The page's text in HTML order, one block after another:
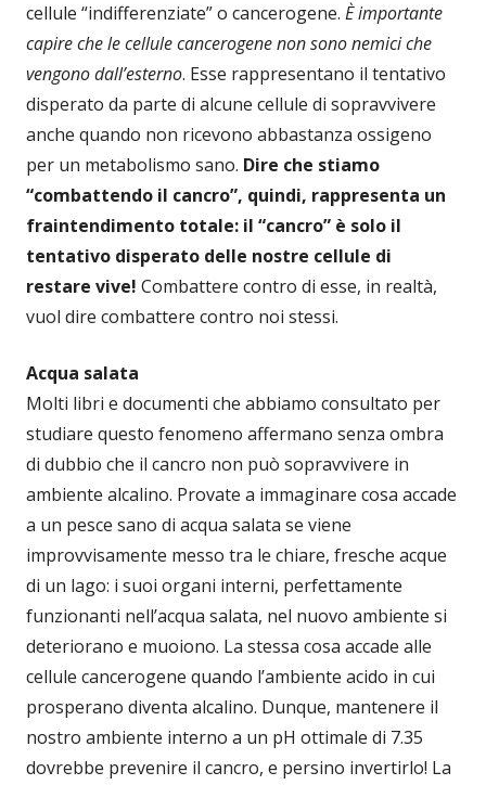
cellule “indifferenziate” o cancerogene. È importante
capire che le cellule cancerogene non sono nemici che
vengono dall’esterno. Esse rappresentano il tentativo
disperato da parte di alcune cellule di sopravvivere
anche quando non ricevono abbastanza ossigeno
per un metabolismo sano. Dire che stiamo
“combattendo il cancro”, quindi, rappresenta un
fraintendimento totale: il “cancro” è solo il
tentativo disperato delle nostre cellule di
restare vive! Combattere contro di esse, in realtà,
vuol dire combattere contro noi stessi.
Acqua salata
Molti libri e documenti che abbiamo consultato per
studiare questo fenomeno affermano senza ombra
di dubbio che il cancro non può sopravvivere in
ambiente alcalino. Provate a immaginare cosa accade
a un pesce sano di acqua salata se viene
improvvisamente messo tra le chiare, fresche acque
di un lago: i suoi organi interni, perfettamente
funzionanti nell’acqua salata, nel nuovo ambiente si
deteriorano e muoiono. La stessa cosa accade alle
cellule cancerogene quando l’ambiente acido in cui
prosperano diventa alcalino. Dunque, mantenere il
nostro ambiente interno a un pH ottimale di 7.35
dovrebbe prevenire il cancro, e persino invertirlo! La